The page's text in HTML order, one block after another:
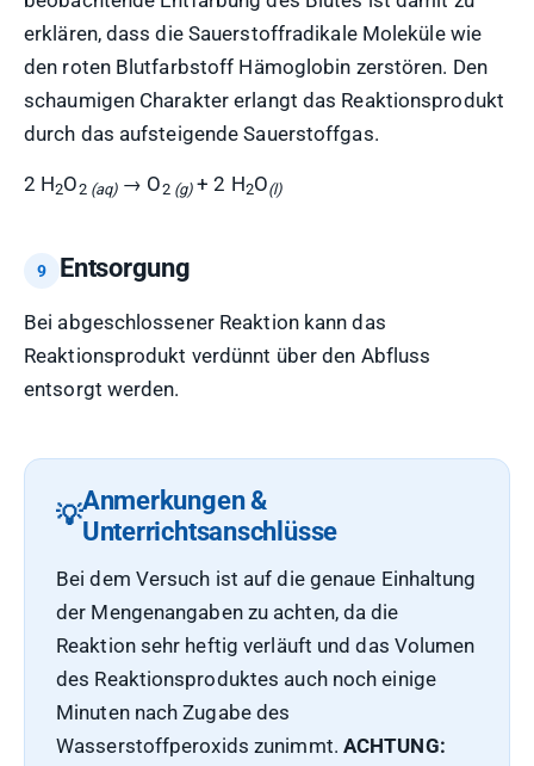
erklären, dass die Sauerstoffradikale Moleküle wie
den roten Blutfarbstoff Hämoglobin zerstören. Den
schaumigen Charakter erlangt das Reaktionsprodukt
durch das aufsteigende Sauerstoffgas.
2 H2O2 (aq)→ O2 (g)+ 2 H2O(l)
Entsorgung
Bei abgeschlossener Reaktion kann das
Reaktionsprodukt verdünnt über den Abfluss
entsorgt werden.
Anmerkungen &
Unterrichtsanschlüsse
Bei dem Versuch ist auf die genaue Einhaltung
der Mengenangaben zu achten, da die
Reaktion sehr heftig verläuft und das Volumen
des Reaktionsproduktes auch noch einige
Minuten nach Zugabe des
Wasserstoffperoxids zunimmt. ACHTUNG: